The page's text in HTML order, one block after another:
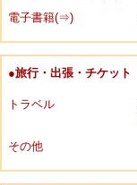
電子書籍(⇒)
●旅行・出張・チケット
トラベル
その他